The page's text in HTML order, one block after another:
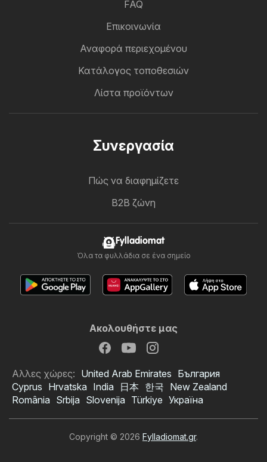
FAQ
Επικοινωνία
Αναφορά περιεχομένου
Κατάλογος τοποθεσιών
Λίστα προϊόντων
Συνεργασία
Πώς να διαφημίζετε
B2B ζώνη
Fylladiomat
Όλα τα φυλλάδια σε ένα σημείο
Ακολουθήστε μας
Αλλες χώρες: United Arab Emirates България
Cyprus Hrvatska India 日本 한국 New Zealand
România Srbija Slovenija Türkiye Україна
Copyright © 2026 Fylladiomat.gr.